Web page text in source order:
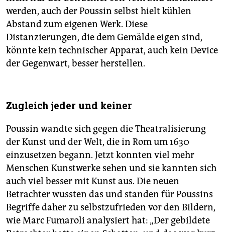
werden, auch der Poussin selbst hielt kühlen
Abstand zum eigenen Werk. Diese
Distanzierungen, die dem Gemälde eigen sind,
könnte kein technischer Apparat, auch kein Device
der Gegenwart, besser herstellen.
Zugleich jeder und keiner
Poussin wandte sich gegen die Theatralisierung
der Kunst und der Welt, die in Rom um 1630
einzusetzen begann. Jetzt konnten viel mehr
Menschen Kunstwerke sehen und sie kannten sich
auch viel besser mit Kunst aus. Die neuen
Betrachter wussten das und standen für Poussins
Begriffe daher zu selbstzufrieden vor den Bildern,
wie Marc Fumaroli analysiert hat: „Der gebildete